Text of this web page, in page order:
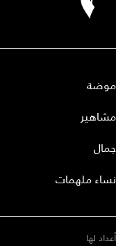
موضة
مشاهير
جمال
نساء ملهمات
أعداد لها